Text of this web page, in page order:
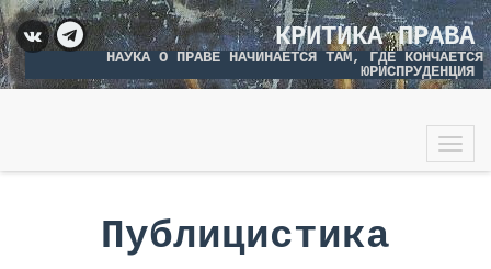
КРИТИКА ПРАВА
НАУКА О ПРАВЕ НАЧИНАЕТСЯ ТАМ, ГДЕ КОНЧАЕТСЯ
ЮРИСПРУДЕНЦИЯ
Публицистика